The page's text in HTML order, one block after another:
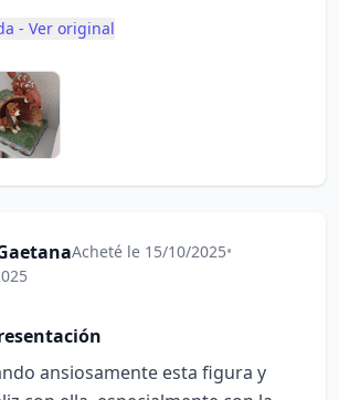
- Ver original
Acheté le 15/10/2025•
ansiosamente esta figura y